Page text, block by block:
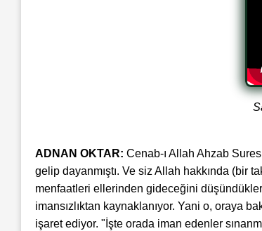
ADNAN OKTAR: Cenab-ı Allah Ahzab
gelip dayanmıştı. Ve siz Allah hakkında (bir
menfaatleri ellerinden gideceğini
imansızlıktan kaynaklanıyor. Yani o, oraya
işaret ediyor. "İşte orada iman edenler